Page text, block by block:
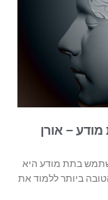
– אורן
בתת מודע היא
ביותר ללמוד את